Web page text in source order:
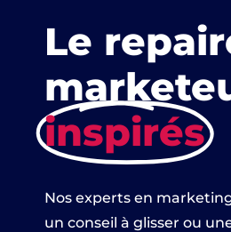
Le
inspirés
Nos experts en
un conseil à glisser ou